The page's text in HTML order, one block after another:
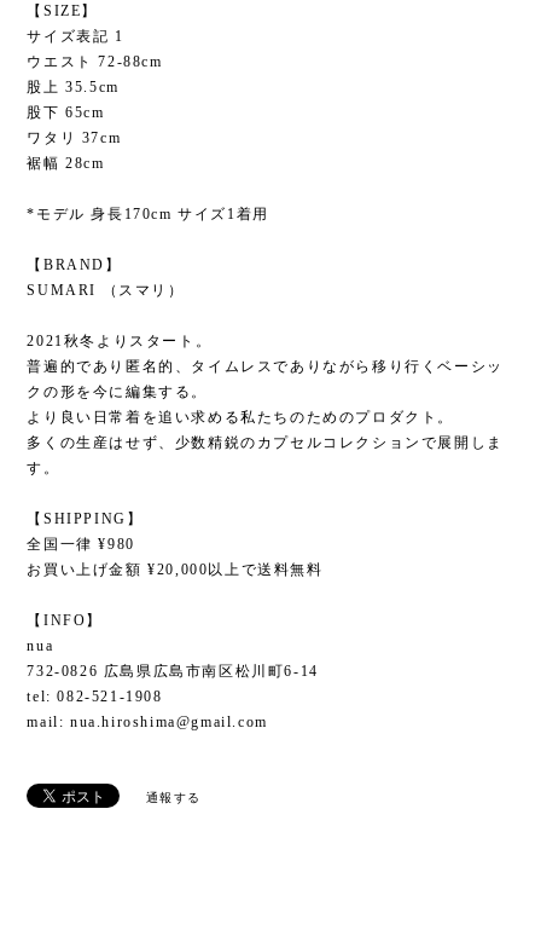
【SIZE】
サイズ表記 1
ウエスト 72-88cm
股上 35.5cm
股下 65cm
ワタリ 37cm
裾幅 28cm
*モデル 身長170cm サイズ1着用
【BRAND】
SUMARI （スマリ）
2021秋冬よりスタート。
普遍的であり匿名的、タイムレスでありながら移り行くベーシッ
クの形を今に編集する。
より良い日常着を追い求める私たちのためのプロダクト。
多くの生産はせず、少数精鋭のカプセルコレクションで展開しま
す。
【SHIPPING】
全国一律 ¥980
お買い上げ金額 ¥20,000以上で送料無料
【INFO】
nua
732-0826 広島県広島市南区松川町6-14
tel: 082-521-1908
mail: nua.hiroshima@gmail.com
通報する